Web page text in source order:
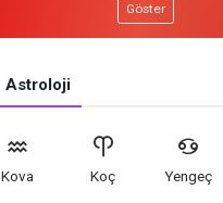
Göster
Astroloji
Kova Koç Yengeç